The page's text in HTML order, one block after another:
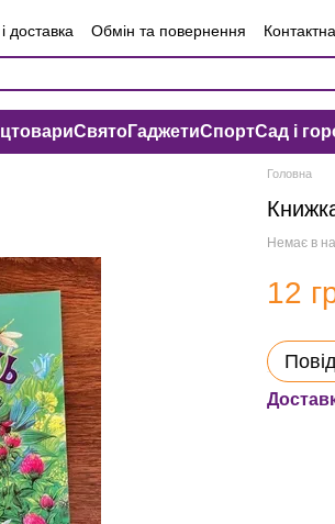
доставка Обмін та повернення
оферта Угода користувача
СвятоГаджетиСпортСад і
Головна
Немає в
12